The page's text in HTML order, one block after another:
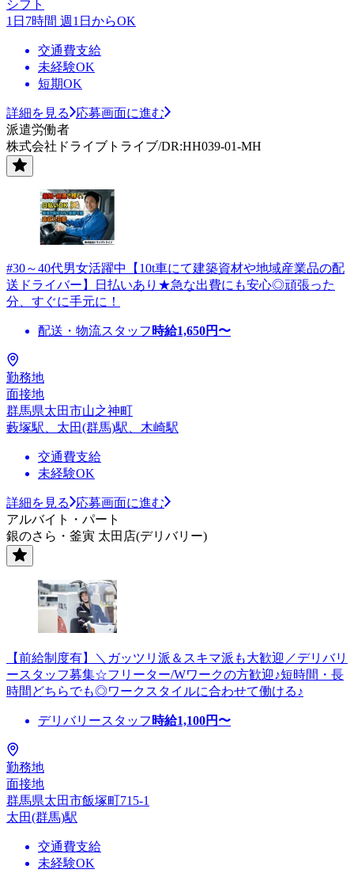
シフト
1日7時間 週1日からOK
交通費支給
未経験OK
短期OK
詳細を見る
応募画面に進む
派遣労働者
株式会社ドライブトライブ/DR:HH039-01-MH
#30～40代男女活躍中【10t車にて建築資材や地域産業品の配
送ドライバー】日払いあり★急な出費にも安心◎頑張った
分、すぐに手元に！
配送・物流スタッフ 時給1,650円〜
勤務地
面接地
群馬県太田市山之神町
藪塚駅、太田(群馬)駅、木崎駅
交通費支給
未経験OK
詳細を見る
応募画面に進む
アルバイト・パート
銀のさら・釜寅 太田店(デリバリー)
【前給制度有】＼ガッツリ派＆スキマ派も大歓迎／デリバリ
ースタッフ募集☆フリーター/Wワークの方歓迎♪短時間・長
時間どちらでも◎ワークスタイルに合わせて働ける♪
デリバリースタッフ 時給1,100円〜
勤務地
面接地
群馬県太田市飯塚町715-1
太田(群馬)駅
交通費支給
未経験OK